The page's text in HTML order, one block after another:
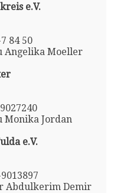
e.V.
84 50
Angelika Moeller
Monika Jordan
e.V.
Abdulkerim Demir